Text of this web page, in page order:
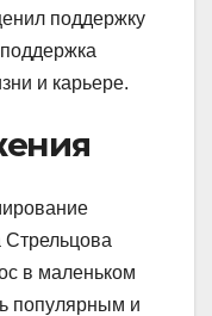
поддержку
и карьере.
Стрельцова
в маленьком
популярным и